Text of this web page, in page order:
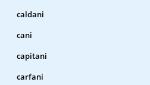
caldani
cani
capitani
carfani